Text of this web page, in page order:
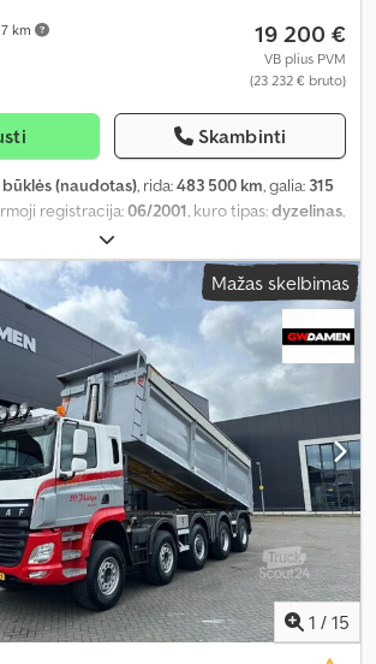
km 19 200 €
VB plius PVM
(23 232 € bruto)
Skambinti
(naudotas), rida:483 500 km, galia: 315
registracija:06/2001, kuro tipas:dyzelinas,
, ašių konfigūracija:
, kuro bako talpa:430 l, spalva:žalia,
miegamoji kabina , pavaros tipas:mechaninis,
, emisijos klasė: Euro 3 , pakaba:kitas
, sėdimų
ilgis:9 310 mm, bendras plotis:2 530 mm,
(ašis 1):
9 000 kg, leistina ašies apkrova (ašis
ašies apkrova (ašis 3):11 500 kg
, Gamybos
ABS, diferencialo užraktas, elektrinis langų
kruizo kontrolė, priekabos jungtis
Mažas skelbimas
1 / 15